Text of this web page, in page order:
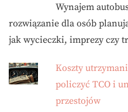
Wynajem
rozwiązanie dla osób
jak wycieczki, imprezy czy
Koszty
policzyć TCO i
przestojów